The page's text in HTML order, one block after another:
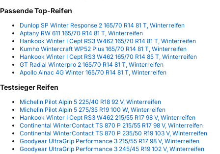
Passende Top-Reifen
Dunlop SP Winter Response 2 165/70 R14 81 T, Winterreifen
Aptany RW 611 165/70 R14 81 T, Winterreifen
Hankook Winter I Cept RS3 W462 165/70 R14 81 T, Winterreifen
Kumho Wintercraft WP52 Plus 165/70 R14 81 T, Winterreifen
Hankook Winter I Cept RS3 W462 165/70 R14 85 T, Winterreifen
GT Radial Winterpro 2 165/70 R14 81 T, Winterreifen
Apollo Alnac 4G Winter 165/70 R14 81 T, Winterreifen
Testsieger Reifen
Michelin Pilot Alpin 5 225/40 R18 92 V, Winterreifen
Michelin Pilot Alpin 5 275/35 R19 100 W, Winterreifen
Hankook Winter I Cept RS3 W462 215/55 R17 98 V, Winterreifen
Continental WinterContact TS 870 P 215/55 R17 98 V, Winterreifen
Continental WinterContact TS 870 P 235/50 R19 103 V, Winterreifen
Goodyear UltraGrip Performance 3 215/55 R17 98 V, Winterreifen
Goodyear UltraGrip Performance 3 245/45 R19 102 V, Winterreifen